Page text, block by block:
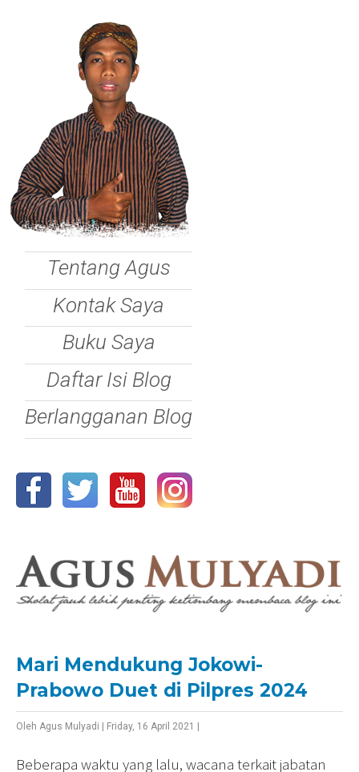
Tentang Agus
Kontak Saya
Buku Saya
Daftar Isi Blog
Berlangganan Blog
Mari Mendukung Jokowi-
Prabowo Duet di Pilpres 2024
Oleh Agus Mulyadi Friday, 16 April 2021
Beberapa waktu yang lalu, wacana terkait jabatan